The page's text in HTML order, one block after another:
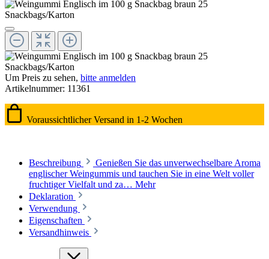
Um Preis zu sehen, bitte anmelden
Artikelnummer: 11361
Voraussichtlicher Versand in 1-2 Wochen
Beschreibung
Genießen Sie das unverwechselbare Aroma
englischer Weingummis und tauchen Sie in eine Welt voller
fruchtiger Vielfalt und za… Mehr
Deklaration
Verwendung
Eigenschaften
Versandhinweis